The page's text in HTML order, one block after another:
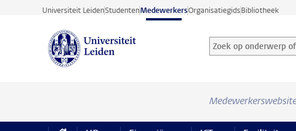
Ga direct naar de inhoud
Universiteit LeidenStudentenMedewerkersOrganisatiegidsBibliotheek
Zoek op onderwerp of
Zoekterm